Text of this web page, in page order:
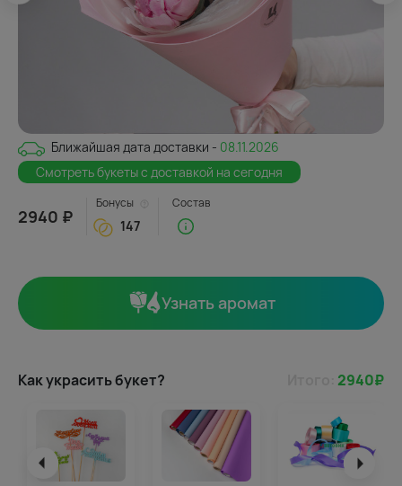
Ближайшая дата доставки - 08.11.2026
Смотреть букеты с доставкой на сегодня
2940 ₽
Бонусы
147
Состав
Узнать аромат
Как украсить букет? 2940₽